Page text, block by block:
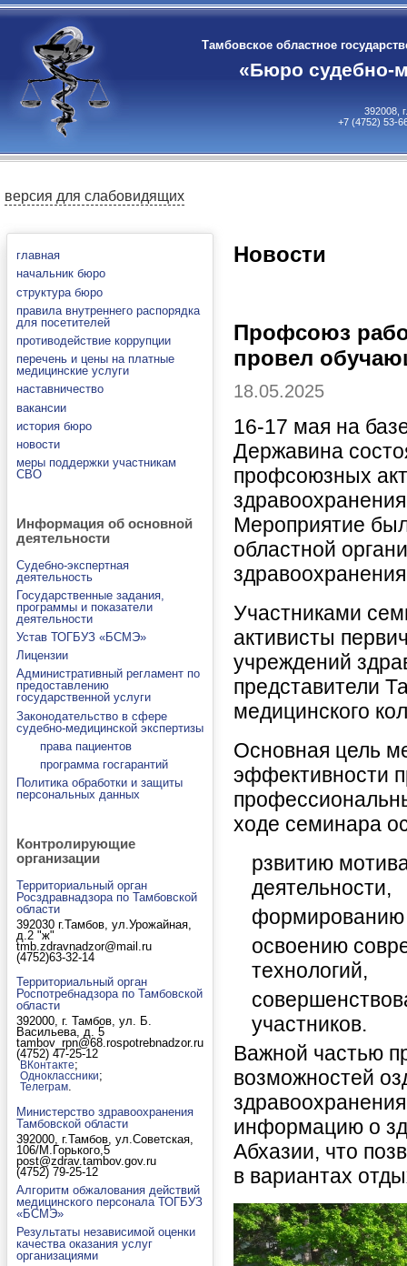
Тамбовское областное
«Бюро судебно-
392008,
+7 (4752) 53-
версия для слабовидящих
главная
начальник бюро
структура бюро
правила внутреннего распорядка
для посетителей
противодействие коррупции
перечень и цены на платные
медицинские услуги
наставничество
вакансии
история бюро
новости
меры поддержки участникам
СВО
Информация об основной
деятельности
Судебно-экспертная
деятельность
Государственные задания,
программы и показатели
деятельности
Устав ТОГБУЗ «БСМЭ»
Лицензии
Административный регламент по
предоставлению
государственной услуги
Законодательство в сфере
судебно-медицинской экспертизы
права пациентов
программа госгарантий
Политика обработки и защиты
персональных данных
Контролирующие
организации
Территориальный орган
Росздравнадзора по Тамбовской
области
392030 г.Тамбов, ул.Урожайная,
д.2 "ж"
tmb.zdravnadzor@mail.ru
(4752)63-32-14
Территориальный орган
Роспотребнадзора по Тамбовской
области
392000, г. Тамбов, ул. Б.
Васильева, д. 5
tambov_rpn@68.rospotrebnadzor.ru
(4752) 47-25-12
ВКонтакте;
Одноклассники;
Телеграм.
Министерство здравоохранения
Тамбовской области
392000, г.Тамбов, ул.Советская,
106/М.Горького,5
post@zdrav.tambov.gov.ru
(4752) 79-25-12
Алгоритм обжалования действий
медицинского персонала ТОГБУЗ
«БСМЭ»
Результаты независимой оценки
качества оказания услуг
организациями
Новости
Профсоюз
провел
18.05.2025
16-17 мая на
Державина
профсоюзных
Мероприятие
областной
Участниками
активисты
учреждений
представители
медицинского
Основная цель
эффективности
ходе семинара
рзвитию
деятельности,
формированию
освоению
технологий,
участников.
Важной частью
возможностей
информацию о
Абхазии, что
в вариантах